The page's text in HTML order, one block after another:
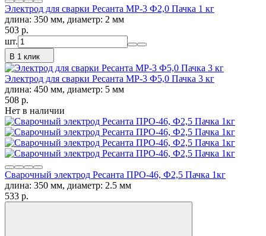
Электрод для сварки Ресанта МР-3 Ф2,0 Пачка 1 кг
длина: 350 мм, диаметр: 2 мм
503 p.
шт.
В 1 клик
Электрод для сварки Ресанта МР-3 Ф5,0 Пачка 3 кг
длина: 450 мм, диаметр: 5 мм
508 p.
Нет в наличии
Сварочный электрод Ресанта ПРО-46, Ф2,5 Пачка 1кг
длина: 350 мм, диаметр: 2.5 мм
533 p.